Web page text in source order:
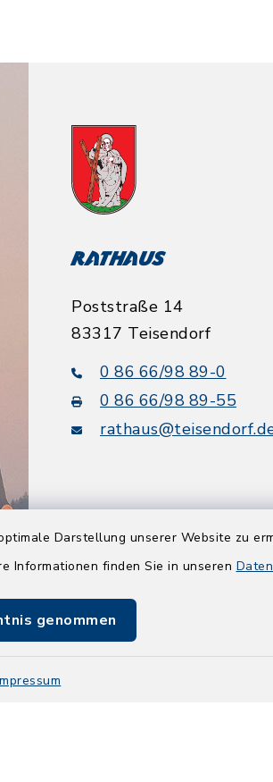
Darstellung unserer Website zu
Informationen finden Sie in unseren
genommen
Rathaus
Poststraße 14
83317 Teisendorf
0 86 66/98 89-0
0 86 66/98 89-55
Quicklinks
BayernPortal